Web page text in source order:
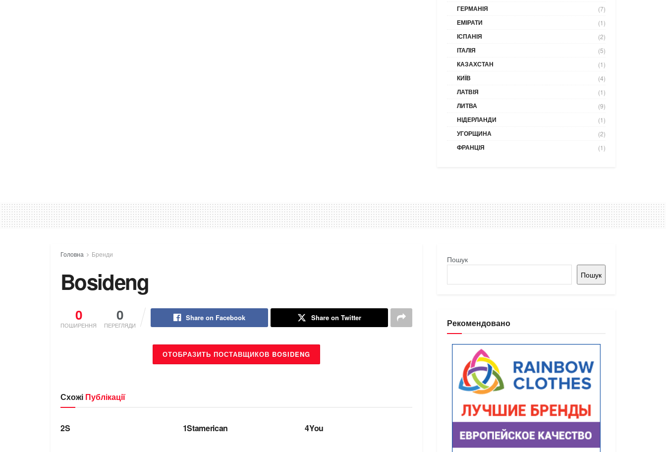
ГЕРМАНІЯ (7)
ЕМІРАТИ (1)
ІСПАНІЯ (2)
ІТАЛІЯ (5)
КАЗАХСТАН (1)
КИЇВ (4)
ЛАТВІЯ (1)
ЛИТВА (9)
НІДЕРЛАНДИ (1)
УГОРЩИНА (2)
ФРАНЦІЯ (1)
Головна Бренди
Bosideng
0
ПОШИРЕННЯ
0
ПЕРЕГЛЯДИ
Share on Facebook Share on Twitter
ОТОБРАЗИТЬ ПОСТАВЩИКОВ BOSIDENG
Схожі Публікації
БРЕНДИ
2S 1Stamerican 4You
Пошук
Пошук
Рекомендовано